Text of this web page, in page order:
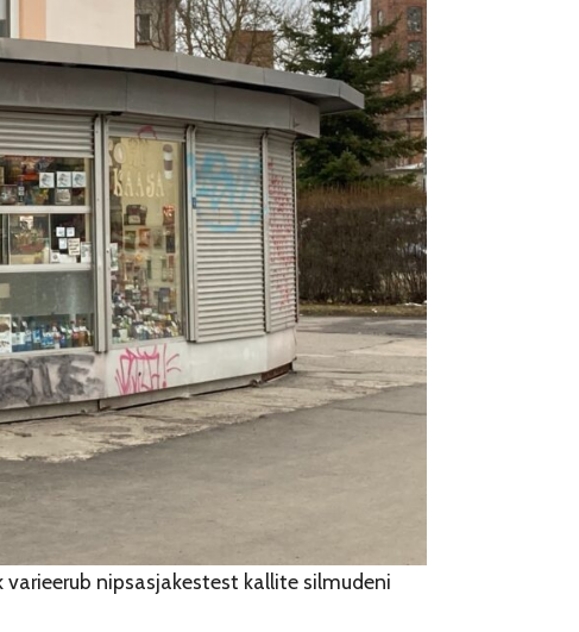
nipsasjakestest kallite silmudeni